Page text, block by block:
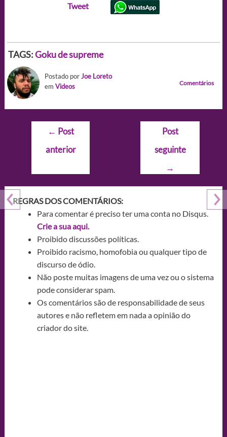
Tweet
TAGS:Goku de supreme
Postado porJoe Loreto
em Videos Comentários
Navegação
Post
← Post
anterior
Post
seguinte
→
REGRAS DOS COMENTÁRIOS:
Para comentar é preciso ter uma conta no Disqus.
Crie a sua aqui.
Proibido discussões políticas.
Proibido racismo, homofobia ou qualquer tipo de
discurso de ódio.
Não poste muitas imagens de uma vez ou o sistema
pode considerar spam.
Os comentários são de responsabilidade de seus
autores e não refletem em nada a opinião do
criador do site.